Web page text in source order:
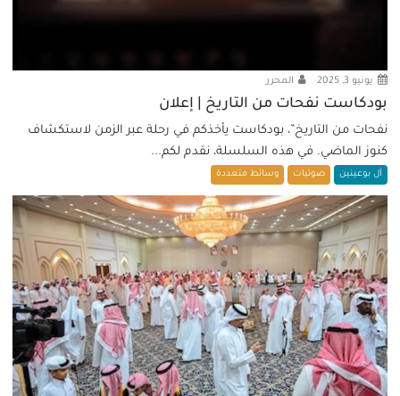
يونيو 3, 2025 المحرر
بودكاست نفحات من التاريخ | إعلان
نفحات من التاريخ”، بودكاست يأخذكم في رحلة عبر الزمن لاستكشاف
كنوز الماضي. في هذه السلسلة، نقدم لكم...
آل بوعينين صوتيات وسائط متعددة